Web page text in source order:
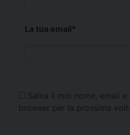
La tua email*
Salva il mio nome, email
browser per la prossima